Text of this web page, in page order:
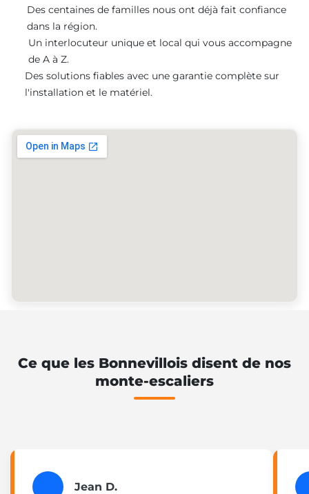
Des centaines de familles nous ont déjà fait confiance
dans la région.
Un interlocuteur unique et local qui vous accompagne
de A à Z.
Des solutions fiables avec une garantie complète sur
l'installation et le matériel.
Ce que les Bonnevillois disent de nos
monte-escaliers
Jean D.